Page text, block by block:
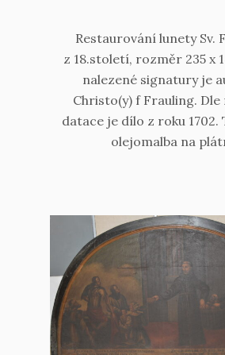
Restaurování lunety Sv.
z 18.století, rozměr 235 x
nalezené signatury je
Christo(y) f Frauling. Dle
datace je dílo z roku 1702.
olejomalba na